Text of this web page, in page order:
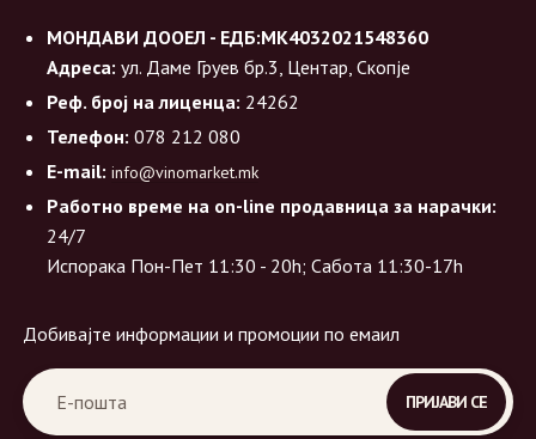
МОНДАВИ ДООЕЛ - ЕДБ:МК4032021548360
Адреса: ул. Даме Груев бр.3, Центар, Скопје
Реф. број на лиценца: 24262
Телефон: 078 212 080
E-mail: info@vinomarket.mk
Работно време на on-line продавница за нарачки:
24/7
Испорака Пон-Пет 11:30 - 20h; Сабота 11:30-17h
Добивајте информации и промоции по емаил